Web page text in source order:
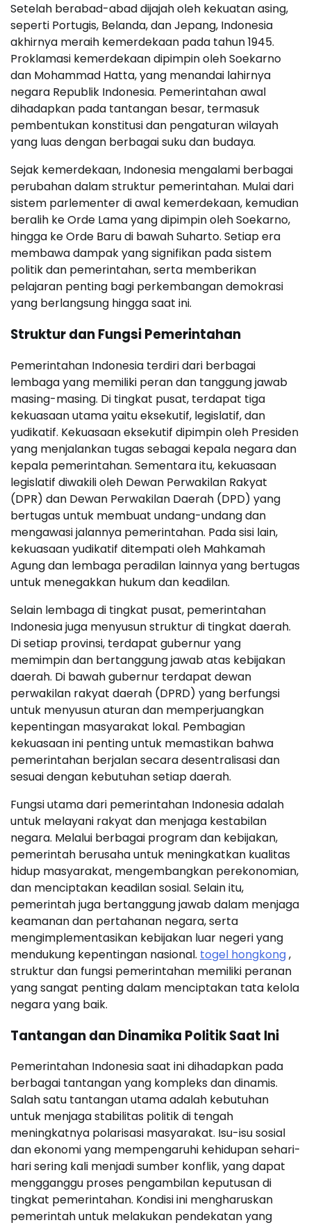
Setelah berabad-abad dijajah oleh kekuatan asing,
seperti Portugis, Belanda, dan Jepang, Indonesia
akhirnya meraih kemerdekaan pada tahun 1945.
Proklamasi kemerdekaan dipimpin oleh Soekarno
dan Mohammad Hatta, yang menandai lahirnya
negara Republik Indonesia. Pemerintahan awal
dihadapkan pada tantangan besar, termasuk
pembentukan konstitusi dan pengaturan wilayah
yang luas dengan berbagai suku dan budaya.
Sejak kemerdekaan, Indonesia mengalami berbagai
perubahan dalam struktur pemerintahan. Mulai dari
sistem parlementer di awal kemerdekaan, kemudian
beralih ke Orde Lama yang dipimpin oleh Soekarno,
hingga ke Orde Baru di bawah Suharto. Setiap era
membawa dampak yang signifikan pada sistem
politik dan pemerintahan, serta memberikan
pelajaran penting bagi perkembangan demokrasi
yang berlangsung hingga saat ini.
Struktur dan Fungsi Pemerintahan
Pemerintahan Indonesia terdiri dari berbagai
lembaga yang memiliki peran dan tanggung jawab
masing-masing. Di tingkat pusat, terdapat tiga
kekuasaan utama yaitu eksekutif, legislatif, dan
yudikatif. Kekuasaan eksekutif dipimpin oleh Presiden
yang menjalankan tugas sebagai kepala negara dan
kepala pemerintahan. Sementara itu, kekuasaan
legislatif diwakili oleh Dewan Perwakilan Rakyat
(DPR) dan Dewan Perwakilan Daerah (DPD) yang
bertugas untuk membuat undang-undang dan
mengawasi jalannya pemerintahan. Pada sisi lain,
kekuasaan yudikatif ditempati oleh Mahkamah
Agung dan lembaga peradilan lainnya yang bertugas
untuk menegakkan hukum dan keadilan.
Selain lembaga di tingkat pusat, pemerintahan
Indonesia juga menyusun struktur di tingkat daerah.
Di setiap provinsi, terdapat gubernur yang
memimpin dan bertanggung jawab atas kebijakan
daerah. Di bawah gubernur terdapat dewan
perwakilan rakyat daerah (DPRD) yang berfungsi
untuk menyusun aturan dan memperjuangkan
kepentingan masyarakat lokal. Pembagian
kekuasaan ini penting untuk memastikan bahwa
pemerintahan berjalan secara desentralisasi dan
sesuai dengan kebutuhan setiap daerah.
Fungsi utama dari pemerintahan Indonesia adalah
untuk melayani rakyat dan menjaga kestabilan
negara. Melalui berbagai program dan kebijakan,
pemerintah berusaha untuk meningkatkan kualitas
hidup masyarakat, mengembangkan perekonomian,
dan menciptakan keadilan sosial. Selain itu,
pemerintah juga bertanggung jawab dalam menjaga
keamanan dan pertahanan negara, serta
mengimplementasikan kebijakan luar negeri yang
mendukung kepentingan nasional. togel hongkong,
struktur dan fungsi pemerintahan memiliki peranan
yang sangat penting dalam menciptakan tata kelola
negara yang baik.
Tantangan dan Dinamika Politik Saat Ini
Pemerintahan Indonesia saat ini dihadapkan pada
berbagai tantangan yang kompleks dan dinamis.
Salah satu tantangan utama adalah kebutuhan
untuk menjaga stabilitas politik di tengah
meningkatnya polarisasi masyarakat. Isu-isu sosial
dan ekonomi yang mempengaruhi kehidupan sehari-
hari sering kali menjadi sumber konflik, yang dapat
mengganggu proses pengambilan keputusan di
tingkat pemerintahan. Kondisi ini mengharuskan
pemerintah untuk melakukan pendekatan yang